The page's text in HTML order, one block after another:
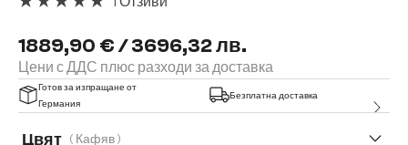
1889,90 € / 3696,32 лв.
Цени с ДДС плюс разходи за доставка
Готов за изпращане от
Германия
Безплатна доставка
Цвят ( Кафяв )